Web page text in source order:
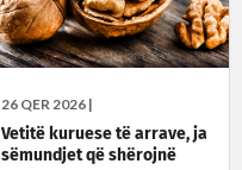
26 QER 2026 |
Vetitë kuruese të arrave, ja
sëmundjet që shërojnë